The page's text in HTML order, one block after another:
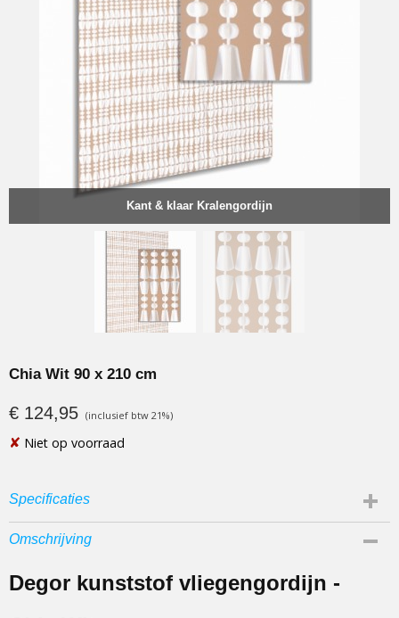
Kant & klaar Kralengordijn
Chia Wit 90 x 210 cm
€ 124,95 (inclusief btw 21%)
✘ Niet op voorraad
Specificaties
EAN code
Productcode leverancier
8785871803449
Omschrijving
Degor kunststof vliegengordijn -